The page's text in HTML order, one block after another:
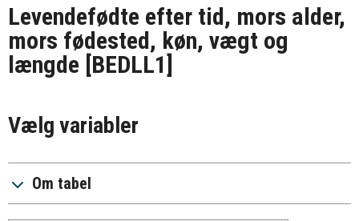
Levendefødte efter tid, mors alder,
mors fødested, køn, vægt og
længde [BEDLL1]
Vælg variabler
Om tabel